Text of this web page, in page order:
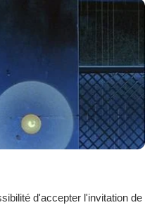
d'accepter l'invitation de